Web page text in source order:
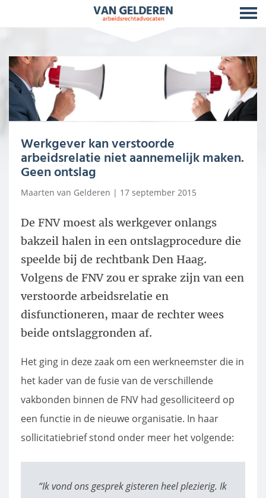
Werkgever kan verstoorde
arbeidsrelatie niet aannemelijk maken.
Geen ontslag
Maarten van Gelderen | 17 september 2015
De FNV moest als werkgever onlangs
bakzeil halen in een ontslagprocedure die
speelde bij de rechtbank Den Haag.
Volgens de FNV zou er sprake zijn van een
verstoorde arbeidsrelatie en
disfunctioneren, maar de rechter wees
beide ontslaggronden af.
Het ging in deze zaak om een werkneemster die in
het kader van de fusie van de verschillende
vakbonden binnen de FNV had gesolliciteerd op
een functie in de nieuwe organisatie. In haar
sollicitatiebrief stond onder meer het volgende:
“Ik vond ons gesprek gisteren heel plezierig. Ik